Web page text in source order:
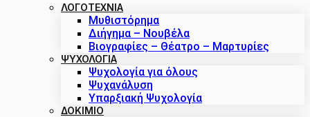
ΛΟΓΟΤΕΧΝΙΑ
Μυθιστόρημα
Διήγημα – Νουβέλα
Βιογραφίες – Θέατρο – Μαρτυρίες
ΨΥΧΟΛΟΓΙΑ
Ψυχολογία για όλους
Ψυχανάλυση
Υπαρξιακή Ψυχολογία
ΔΟΚΊΜΙΟ